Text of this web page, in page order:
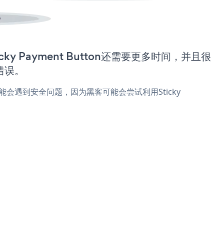
Payment Button还需要更多时间，并且很
。
会遇到安全问题，因为黑客可能会尝试利用Sticky